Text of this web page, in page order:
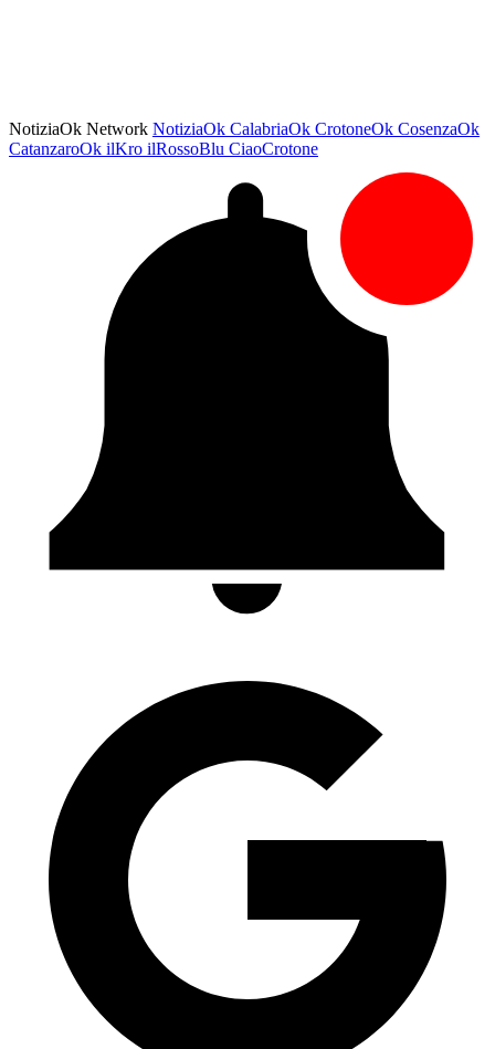
NotiziaOk Network NotiziaOk CalabriaOk CrotoneOk CosenzaOk
CatanzaroOk ilKro ilRossoBlu CiaoCrotone